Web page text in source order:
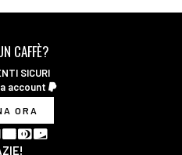
CAFFÈ?
SICURI
account
ORA